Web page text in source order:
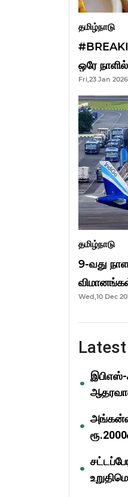
தமிழ்நாடு
ஒரே
Fri,23 Jan 2026
தமிழ்நாடு
9-வது
Wed,10 Dec